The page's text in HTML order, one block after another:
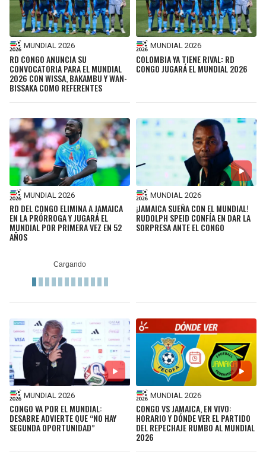
MUNDIAL 2026
RD CONGO ANUNCIA SU
CONVOCATORIA PARA EL MUNDIAL
2026 CON WISSA, BAKAMBU Y WAN-
BISSAKA COMO REFERENTES
MUNDIAL 2026
COLOMBIA YA TIENE RIVAL: RD
CONGO JUGARÁ EL MUNDIAL 2026
MUNDIAL 2026
RD DEL CONGO ELIMINA A JAMAICA
EN LA PRÓRROGA Y JUGARÁ EL
MUNDIAL POR PRIMERA VEZ EN 52
AÑOS
MUNDIAL 2026
¡JAMAICA SUEÑA CON EL MUNDIAL!
RUDOLPH SPEID CONFÍA EN DAR LA
SORPRESA ANTE EL CONGO
MUNDIAL 2026
CONGO VA POR EL MUNDIAL:
DESABRE ADVIERTE QUE “NO HAY
SEGUNDA OPORTUNIDAD”
MUNDIAL 2026
CONGO VS JAMAICA, EN VIVO:
HORARIO Y DÓNDE VER EL PARTIDO
DEL REPECHAJE RUMBO AL MUNDIAL
2026